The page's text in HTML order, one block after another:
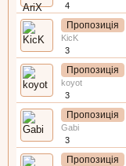
4
Пропозиція
KicK
3
Пропозиція
koyot
3
Пропозиція
Gabi
3
Пропозиція